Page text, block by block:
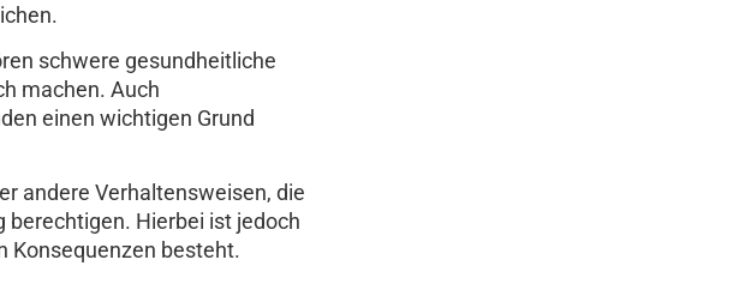
schwere gesundheitliche
machen. Auch
einen wichtigen Grund
andere Verhaltensweisen, die
berechtigen. Hierbei ist jedoch
Konsequenzen besteht.